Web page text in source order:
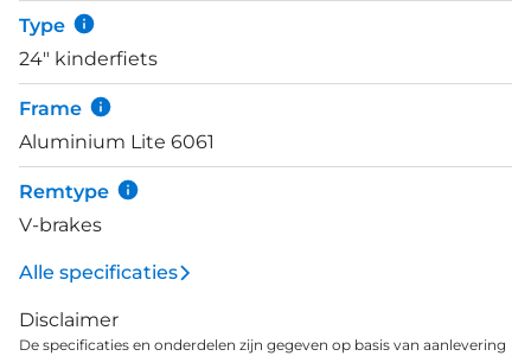
Type
24" kinderfiets
Frame
Aluminium Lite 6061
Remtype
V-brakes
Alle specificaties
Disclaimer
De specificaties en onderdelen zijn gegeven op basis van aanlevering